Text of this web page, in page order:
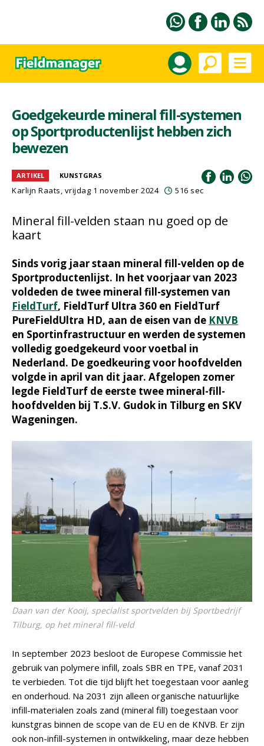
Goedgekeurde mineral fill-systemen
op Sportproductenlijst hebben zich
bewezen
ARTIKEL KUNSTGRAS
Karlijn Raats, vrijdag 1 november 2024 516 sec
Mineral fill-velden staan nu goed op de
kaart
Sinds vorig jaar staan mineral fill-velden op de
Sportproductenlijst. In het voorjaar van 2023
voldeden de twee mineral fill-systemen van
FieldTurf, FieldTurf Ultra 360 en FieldTurf
PureFieldUltra HD, aan de eisen van de KNVB
en Sportinfrastructuur en werden de systemen
volledig goedgekeurd voor voetbal in
Nederland. De goedkeuring voor hoofdvelden
volgde in april van dit jaar. Afgelopen zomer
legde FieldTurf de eerste twee mineral-fill-
hoofdvelden bij T.S.V. Gudok in Tilburg en SKV
Wageningen.
Daan van der Kooij, specialist sportvelden bij Sportbedrijf
Tilburg, op het mineral fill-veld
In september 2023 besloot de Europese Commissie het
gebruik van polymere infill, zoals SBR en TPE, vanaf 2031
te verbieden. Tot die tijd blijft het toegestaan voor aanleg
en onderhoud. Na 2031 zijn alleen organische natuurlijke
infill-materialen zoals zand (mineral fill) toegestaan voor
kunstgras binnen de scope van de EU en de KNVB. Er zijn
ook non-infill-systemen in ontwikkeling, maar deze hebben